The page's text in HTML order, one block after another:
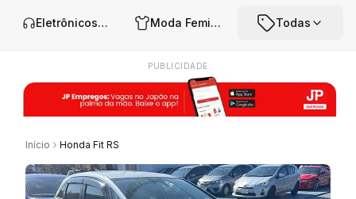
Eletrônicos e Áudio Moda Feminina Todas
PUBLICIDADE
Início Honda Fit RS